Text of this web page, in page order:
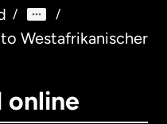
/ /
Westafrikanischer
online